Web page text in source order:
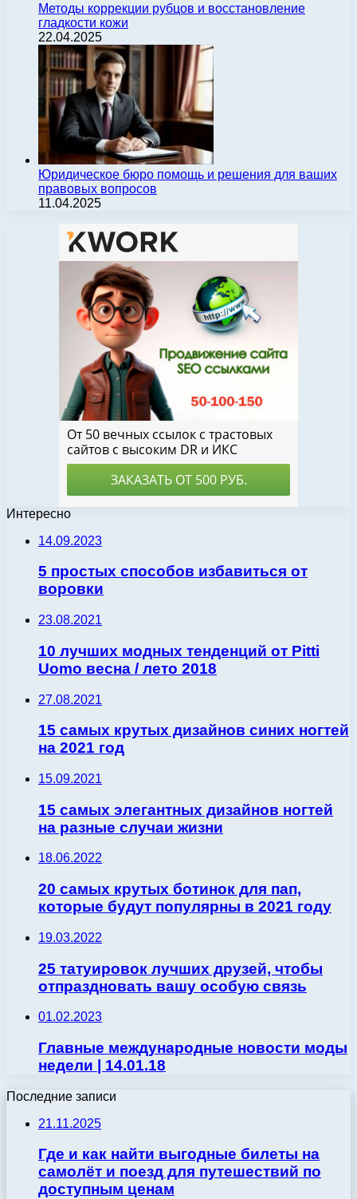
Методы коррекции рубцов и восстановление
гладкости кожи
22.04.2025
Юридическое бюро помощь и решения для ваших
правовых вопросов
11.04.2025
Интересно
14.09.2023
5 простых способов избавиться от
воровки
23.08.2021
10 лучших модных тенденций от Pitti
Uomo весна / лето 2018
27.08.2021
15 самых крутых дизайнов синих ногтей
на 2021 год
15.09.2021
15 самых элегантных дизайнов ногтей
на разные случаи жизни
18.06.2022
20 самых крутых ботинок для пап,
которые будут популярны в 2021 году
19.03.2022
25 татуировок лучших друзей, чтобы
отпраздновать вашу особую связь
01.02.2023
Главные международные новости моды
недели | 14.01.18
Последние записи
21.11.2025
Где и как найти выгодные билеты на
самолёт и поезд для путешествий по
доступным ценам